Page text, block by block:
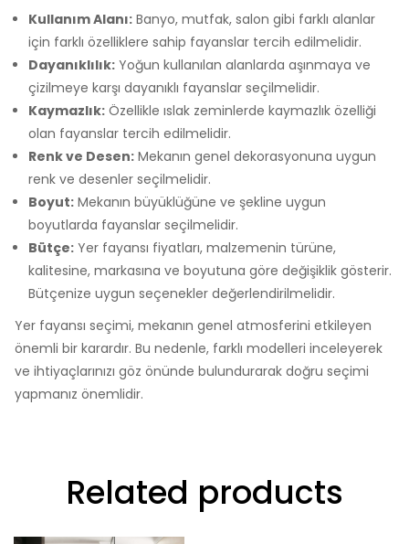
Kullanım Alanı: Banyo, mutfak, salon gibi farklı alanlar
için farklı özelliklere sahip fayanslar tercih edilmelidir.
Dayanıklılık: Yoğun kullanılan alanlarda aşınmaya ve
çizilmeye karşı dayanıklı fayanslar seçilmelidir.
Kaymazlık: Özellikle ıslak zeminlerde kaymazlık özelliği
olan fayanslar tercih edilmelidir.
Renk ve Desen: Mekanın genel dekorasyonuna uygun
renk ve desenler seçilmelidir.
Boyut: Mekanın büyüklüğüne ve şekline uygun
boyutlarda fayanslar seçilmelidir.
Bütçe: Yer fayansı fiyatları, malzemenin türüne,
kalitesine, markasına ve boyutuna göre değişiklik gösterir.
Bütçenize uygun seçenekler değerlendirilmelidir.
Yer fayansı seçimi, mekanın genel atmosferini etkileyen
önemli bir karardır. Bu nedenle, farklı modelleri inceleyerek
ve ihtiyaçlarınızı göz önünde bulundurarak doğru seçimi
yapmanız önemlidir.
Related products